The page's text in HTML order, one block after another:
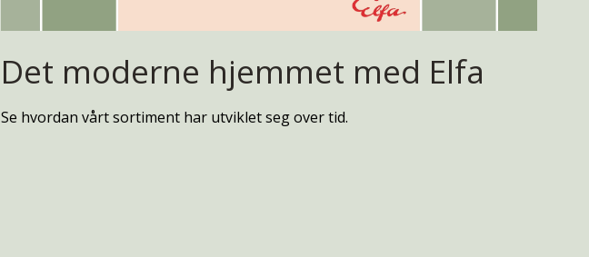
Det moderne hjemmet med Elfa
Se hvordan vårt sortiment har utviklet seg over tid.